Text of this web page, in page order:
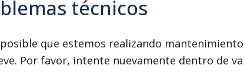
técnicos
posible que estemos realizando
Por favor, intente nuevamente dentro de